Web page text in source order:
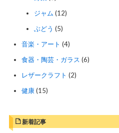
ジャム (12)
ぶどう (5)
音楽・アート (4)
食器・陶芸・ガラス (6)
レザークラフト (2)
健康(15)
新着記事